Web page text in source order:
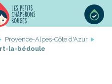
Provence-Alpes-Côte d'Azur
la-bédoule